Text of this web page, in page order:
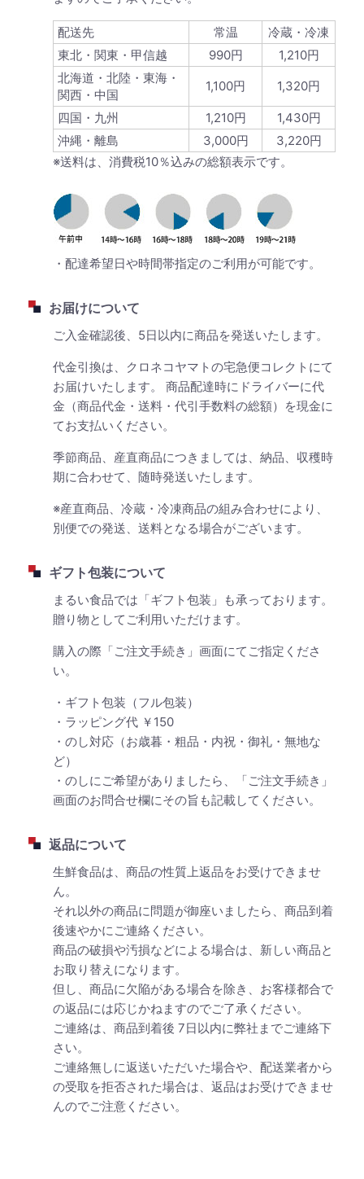
配送先 常温
冷蔵・冷凍
東北・関東・甲信越
990円
1,210円
北海道・北陸・東海・
関西・中国
1,100円 1,320円
四国・九州 1,210円
1,430円
沖縄・離島
3,000円
3,220円
※送料は、消費税10％込みの総額表示です。
・配達希望日や時間帯指定のご利用が可能です。
お届けについて
ご入金確認後、5日以内に商品を発送いたします。
代金引換は、クロネコヤマトの宅急便コレクトにて
お届けいたします。 商品配達時にドライバーに代
金（商品代金・送料・代引手数料の総額）を現金に
てお支払いください。
季節商品、産直商品につきましては、納品、収穫時
期に合わせて、随時発送いたします。
※産直商品、冷蔵・冷凍商品の組み合わせにより、
別便での発送、送料となる場合がございます。
ギフト包装について
まるい食品では「ギフト包装」も承っております。
贈り物としてご利用いただけます。
購入の際「ご注文手続き」画面にてご指定くださ
い。
・ギフト包装（フル包装）
・ラッピング代 ￥150
・のし対応（お歳暮・粗品・内祝・御礼・無地な
ど）
・のしにご希望がありましたら、「ご注文手続き」
画面のお問合せ欄にその旨も記載してください。
返品について
生鮮食品は、商品の性質上返品をお受けできませ
ん。
それ以外の商品に問題が御座いましたら、商品到着
後速やかにご連絡ください。
商品の破損や汚損などによる場合は、新しい商品と
お取り替えになります。
但し、商品に欠陥がある場合を除き、お客様都合で
の返品には応じかねますのでご了承ください。
ご連絡は、商品到着後 7日以内に弊社までご連絡下
さい。
ご連絡無しに返送いただいた場合や、配送業者から
の受取を拒否された場合は、返品はお受けできませ
んのでご注意ください。